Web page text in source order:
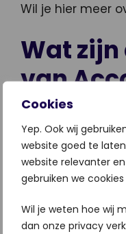
Cookies
Yep. Ook wij
website goed te
website relevanter
gebruiken we
Wil je weten hoe wij
dan onze privacy
Wil je hier meer
Wat zijn
van
Nu je weet wat
weten welke
zetten ze voor je